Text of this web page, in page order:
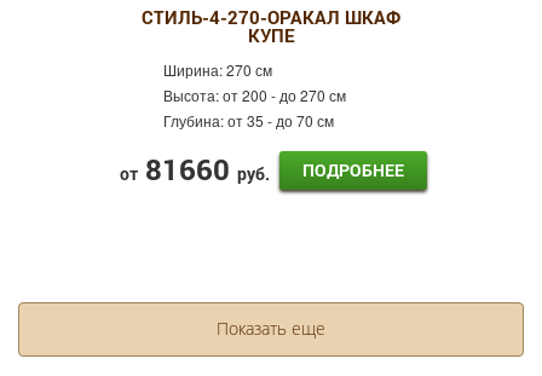
СТИЛЬ-4-270-ОРАКАЛ ШКАФ
КУПЕ
Ширина:270 см
Высота:от 200 - до 270 см
Глубина:от 35 - до 70 см
от 81660 руб. ПОДРОБНЕЕ
Показать еще